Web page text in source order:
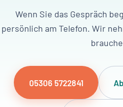
Wenn Sie das Gespräch
persönlich am Telefon. Wir
05306 5722841